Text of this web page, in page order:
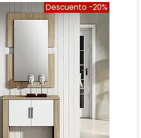
Descuento -20%